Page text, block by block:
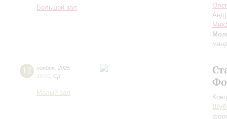
Большой зал
12 ноября 2025
19:00 Ср
Малый зал